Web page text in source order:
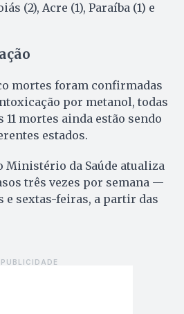
(2), Acre (1), Paraíba (1) e
mortes foram confirmadas
por metanol, todas
11 mortes ainda estão sendo
estados.
Ministério da Saúde atualiza
três vezes por semana —
e sextas-feiras, a partir das